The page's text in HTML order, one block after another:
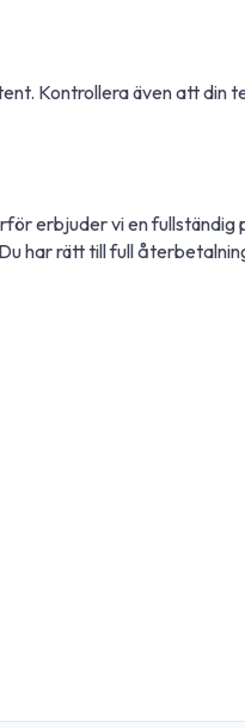
Kontrollera även att din
erbjuder vi en
har rätt till full